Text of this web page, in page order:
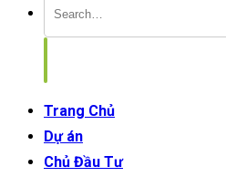
Trang Chủ
Dự án
Chủ Đầu Tư